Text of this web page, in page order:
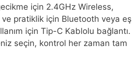
için 2.4GHz Wireless,
ve pratiklik için Bluetooth veya eş
için Tip-C Kablolu bağlantı.
seçin, kontrol her zaman tam